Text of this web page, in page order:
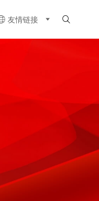
友情链接 